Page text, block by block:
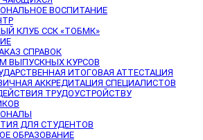
ВОСПИТАНИЕ
КЛУБ ССК «ТОБМК»
СПРАВОК
ВЫПУСКНЫХ КУРСОВ
ИТОГОВАЯ АТТЕСТАЦИЯ
АККРЕДИТАЦИЯ СПЕЦИАЛИСТОВ
ТРУДОУСТРОЙСТВУ
ДЛЯ СТУДЕНТОВ
ОБРАЗОВАНИЕ